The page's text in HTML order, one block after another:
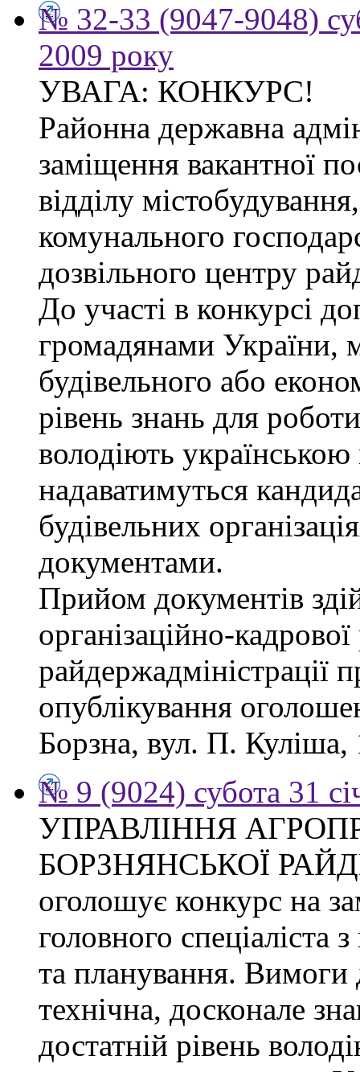
№ 32-33 (9047-9048)
2009 року
УВАГА: КОНКУРС!
Районна державна
заміщення вакантної
відділу
комунального
дозвільного центру
До участі в конкурсі
громадянами України,
будівельного або
рівень знань для
володіють
надаватимуться
будівельних
документами.
Прийом документів
організаційно-
райдержадміністрації
опублікування
Борзна, вул. П.
№ 9 (9024) субота 31
УПРАВЛІННЯ
БОРЗНЯНСЬКОЇ
оголошує конкурс на
головного спеціаліста
та планування. Вимоги
технічна, досконале
достатній рівень